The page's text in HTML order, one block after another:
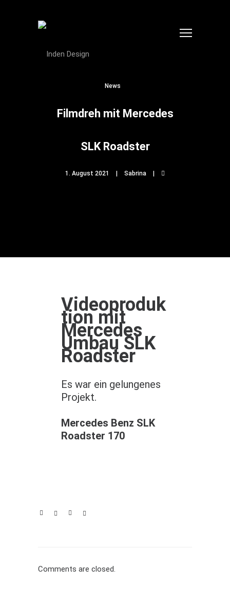
News
Filmdreh mit Mercedes
SLK Roadster
1. August 2021 Sabrina
Videoproduk
tion mit
Mercedes
Umbau SLK
Roadster
Es war ein gelungenes
Projekt.
Mercedes Benz SLK
Roadster 170
Comments are closed.